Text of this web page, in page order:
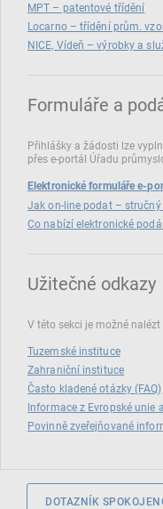
MPT – patentové třídění
Locarno – třídění prům.
NICE, Vídeň – výrobky a
Formuláře a
Přihlášky a žádosti lze
přes e‑portál Úřadu
Elektronické formuláře e-
Jak on-line podat – stručný
Co nabízí elektronické
Užitečné odkazy
V této sekci je možné
Tuzemské instituce
Zahraniční instituce
Často kladené otázky (FAQ)
Informace z Evropské unie
Povinně zveřejňované
DOTAZNÍK